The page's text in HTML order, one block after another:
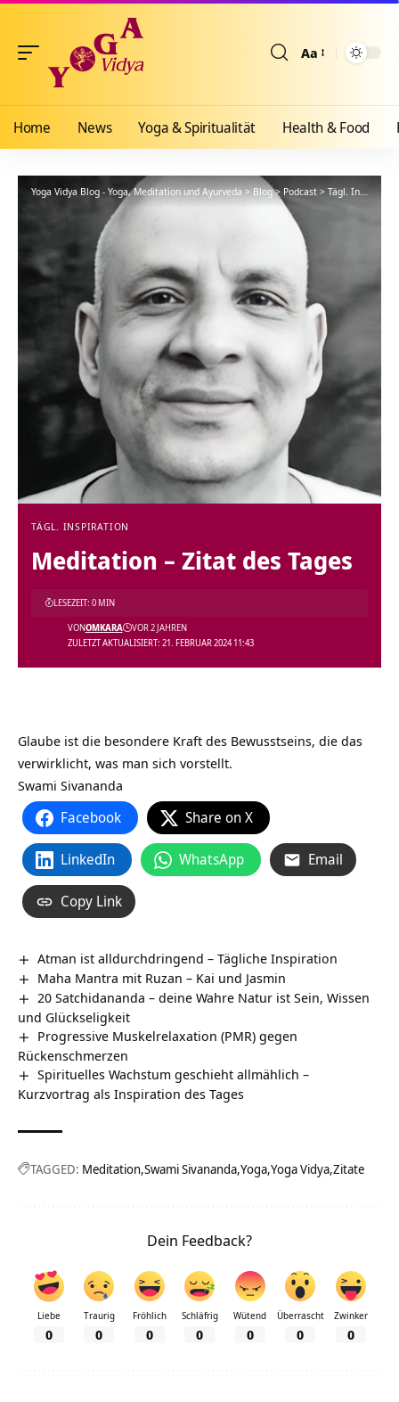
Aa
Home News Yoga & Spiritualität Health & Food
Yoga Vidya Blog - Yoga, Meditation und Ayurveda>Blog> Podcast > Tägl. Inspiration
TÄGL. INSPIRATION
Meditation – Zitat des Tages
ZULETZT AKTUALISIERT: 21. FEBRUAR 2024 11:43
VONOMKARA VOR 2 JAHREN
LESEZEIT: 0 MIN
Glaube ist die besondere Kraft des Bewusstseins, die das
verwirklicht, was man sich vorstellt.
Swami Sivananda
Facebook Share on X
LinkedIn WhatsApp Email
Copy Link
Atman ist alldurchdringend – Tägliche Inspiration
Maha Mantra mit Ruzan – Kai und Jasmin
20 Satchidananda – deine Wahre Natur ist Sein, Wissen
und Glückseligkeit
Progressive Muskelrelaxation (PMR) gegen
Rückenschmerzen
Spirituelles Wachstum geschieht allmählich –
Kurzvortrag als Inspiration des Tages
TAGGED: Meditation Swami Sivananda Yoga Yoga Vidya Zitate
Dein Feedback?
Liebe
0
Traurig
0
Fröhlich
0
Schläfrig
0
Wütend
0
Überrascht
0
Zwinker
0